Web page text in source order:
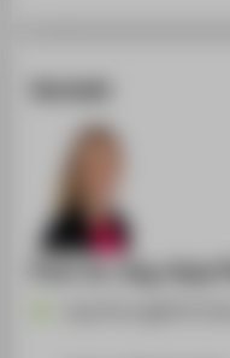
Kontakt
Prof. Dr.-Ing. Anja